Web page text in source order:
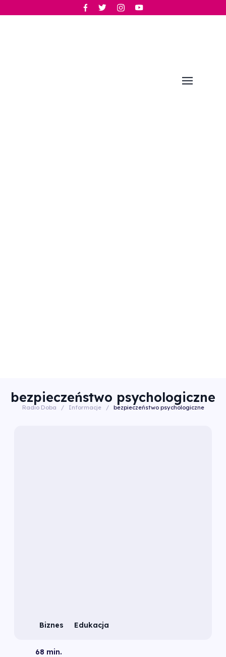
bezpieczeństwo psychologiczne
Radio Doba / Informacje / bezpieczeństwo psychologiczne
Biznes Edukacja
68 min.